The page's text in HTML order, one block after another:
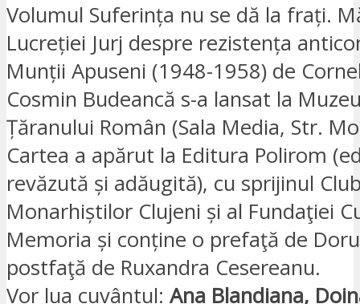
Volumul Suferința nu se dă la frați.
Lucreției Jurj despre rezistența
Munții Apuseni (1948-1958) de
Cosmin Budeancă s-a lansat la
Țăranului Român (Sala Media, Str.
Cartea a apărut la Editura Polirom
revăzută și adăugită), cu sprijinul
Monarhiștilor Clujeni și al Fundaţiei
Memoria și conține o prefaţă de
postfaţă de Ruxandra Cesereanu.
Vor lua cuvântul: Ana Blandiana,